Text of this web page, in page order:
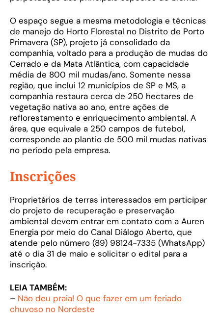
O espaço segue a mesma metodologia e técnicas
de manejo do Horto Florestal no Distrito de Porto
Primavera (SP), projeto já consolidado da
companhia, voltado para a produção de mudas do
Cerrado e da Mata Atlântica, com capacidade
média de 800 mil mudas/ano. Somente nessa
região, que inclui 12 municípios de SP e MS, a
companhia restaura cerca de 250 hectares de
vegetação nativa ao ano, entre ações de
reflorestamento e enriquecimento ambiental. A
área, que equivale a 250 campos de futebol,
corresponde ao plantio de 500 mil mudas nativas
no período pela empresa.
Inscrições
Proprietários de terras interessados em participar
do projeto de recuperação e preservação
ambiental devem entrar em contato com a Auren
Energia por meio do Canal Diálogo Aberto, que
atende pelo número (89) 98124-7335 (WhatsApp)
até o dia 31 de maio e solicitar o edital para a
inscrição.
LEIA TAMBÉM:
– Não deu praia! O que fazer em um feriado
chuvoso no Nordeste